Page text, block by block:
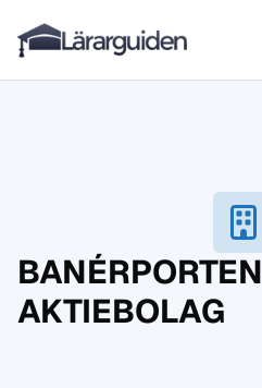
Hoppa till innehåll
Lärarguiden
BANÉRPORTEN
AKTIEBOLAG